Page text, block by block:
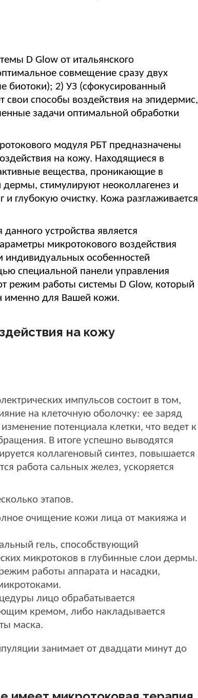
D Glow от итальянского
совмещение сразу двух
биотоки); 2) УЗ (сфокусированный
свои способы воздействия на эпидермис,
задачи оптимальной обработки
модуля РБТ предназначены
на кожу. Находящиеся в
вещества, проникающие в
дермы, стимулируют неоколлагенез и
и глубокую очистку. Кожа разглаживается
устройства является
микротокового воздействия
индивидуальных особенностей
специальной панели управления
режим работы системы D Glow, который
именно для Вашей кожи.
на кожу
импульсов состоит в том,
на клеточную оболочку: ее заряд
потенциала клетки, что ведет к
В итоге успешно выводятся
коллагеновый синтез, повышается
работа сальных желез, ускоряется
этапов.
очищение кожи лица от макияжа и
гель, способствующий
микротоков в глубинные слои дермы.
работы аппарата и насадки,
лицо обрабатывается
кремом, либо накладывается
маска.
занимает от двадцати минут до